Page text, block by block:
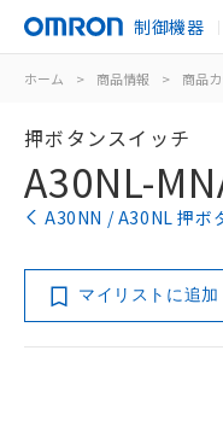
制御機器
ホーム > 商品情報 > 商品
押ボタンスイッチ
A30NL-
A30NN / A30NL 押ボ
マイリストに追加